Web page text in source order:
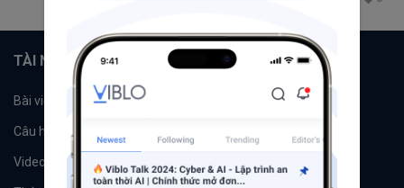
TÀI NGUYÊN
Bài viết
Câu hỏi
Videos